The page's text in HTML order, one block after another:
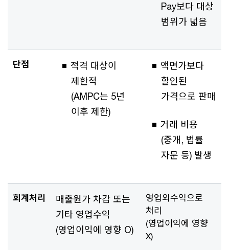
Pay보다 대상
범위가 넓음
단점
적격 대상이
제한적
(AMPC는 5년
이후 제한)
액면가보다
할인된
가격으로 판매
거래 비용
(중개, 법률
자문 등) 발생
회계처리
매출원가 차감 또는
기타 영업수익
(영업이익에 영향 O)
영업외수익으로
처리
(영업이익에 영향
X)